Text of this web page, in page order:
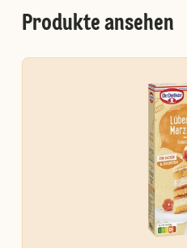
Produkte ansehen